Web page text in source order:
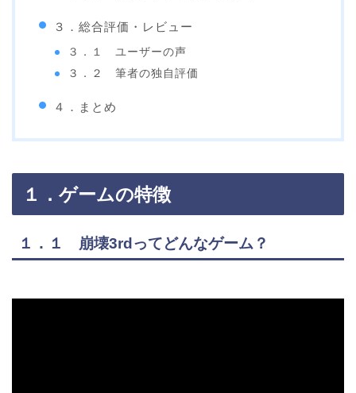
３．総合評価・レビュー
３．１ ユーザーの声
３．２ 筆者の独自評価
４．まとめ
１．ゲームの特徴
１．１ 崩壊3rdってどんなゲーム？